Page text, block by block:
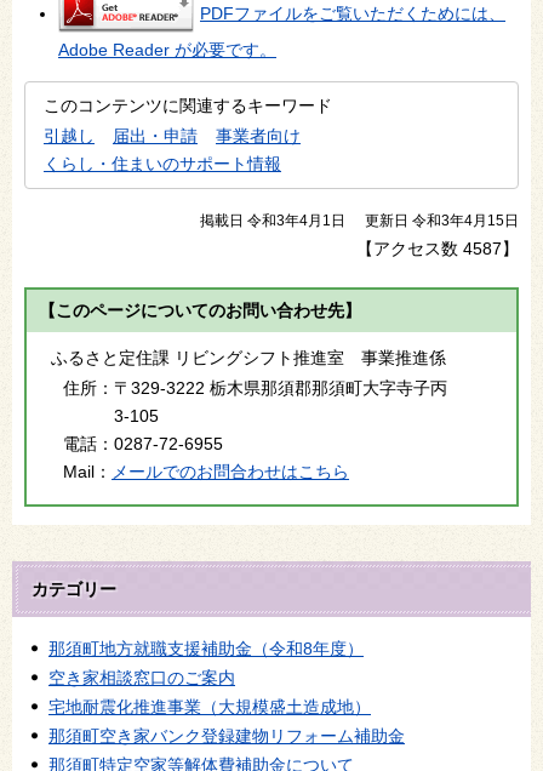
PDFファイルをご覧いただくためには、
Adobe Reader が必要です。
このコンテンツに関連するキーワード
引越し
届出・申請
事業者向け
くらし・住まいのサポート情報
掲載日 令和3年4月1日 更新日 令和3年4月15日
【アクセス数 4587】
【このページについてのお問い合わせ先】
ふるさと定住課 リビングシフト推進室 事業推進係
住所： 〒329-3222 栃木県那須郡那須町大字寺子丙
3-105
電話： 0287-72-6955
Mail： メールでのお問合わせはこちら
カテゴリー
那須町地方就職支援補助金（令和8年度）
空き家相談窓口のご案内
宅地耐震化推進事業（大規模盛土造成地）
那須町空き家バンク登録建物リフォーム補助金
那須町特定空家等解体費補助金について